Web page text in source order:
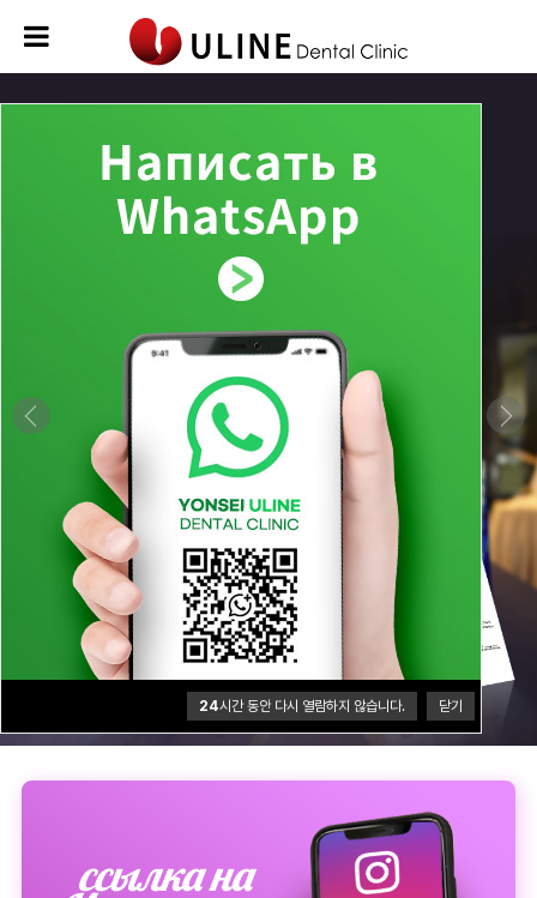
24시간 동안 다시 열람하지 않습니다. 닫기